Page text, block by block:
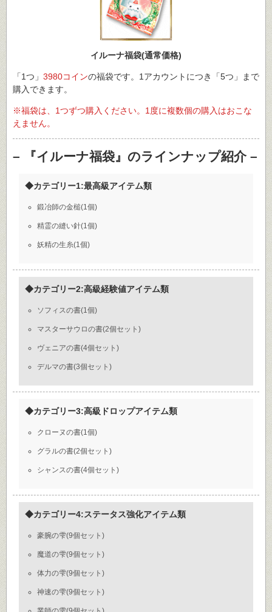
イルーナ福袋(通常価格)
「1つ」 3980コインの福袋です。1アカウントにつき「5つ」まで
購入できます。
※福袋は、1つずつ購入ください。1度に複数個の購入はおこな
えません。
– 『イルーナ福袋』のラインナップ紹介 –
◆カテゴリー1:最高級アイテム類
鍛冶師の金槌(1個)
精霊の縫い針(1個)
妖精の生糸(1個)
◆カテゴリー2:高級経験値アイテム類
ソフィスの書(1個)
マスターサウロの書(2個セット)
ヴェニアの書(4個セット)
デルマの書(3個セット)
◆カテゴリー3:高級ドロップアイテム類
クローヌの書(1個)
グラルの書(2個セット)
シャンスの書(4個セット)
◆カテゴリー4:ステータス強化アイテム類
豪腕の雫(9個セット)
魔道の雫(9個セット)
体力の雫(9個セット)
神速の雫(9個セット)